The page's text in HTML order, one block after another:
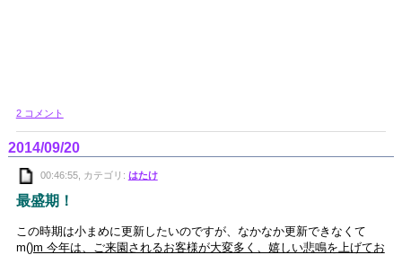
2 コメント
2014/09/20
00:46:55, カテゴリ: はたけ
最盛期！
この時期は小まめに更新したいのですが、なかなか更新できなくて
m()m 今年は、ご来園されるお客様が大変多く、嬉しい悲鳴を上げてお